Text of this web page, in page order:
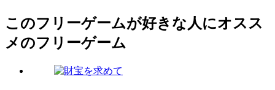
このフリーゲームが好きな人にオスス
メのフリーゲーム